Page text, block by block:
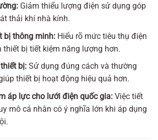
Giảm thiểu lượng điện sử dụng góp
thải khí nhà kính.
bị thông minh:Hiểu rõ mức tiêu thụ điện
thiết bị tiết kiệm năng lượng hơn.
bị:Sử dụng đúng cách và thường
thiết bị hoạt động hiệu quả hơn.
áp lực cho lưới điện quốc gia:Việc tiết
mô cá nhân có ý nghĩa lớn khi áp dụng